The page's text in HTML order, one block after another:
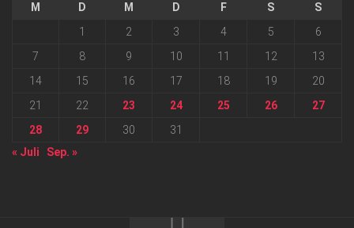
M D M D F S
S
1
2 3 4 5
6
7
8 9 10 11 12
13
14
15 16 17 18 19
20
21
22 23 24 25 26
27
28
29 30
31
« Juli
Sep. »